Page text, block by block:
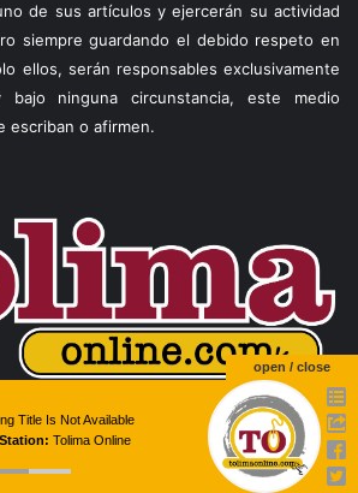
de sus artículos y ejercerán su actividad
siempre guardando el debido respeto en
ellos, serán responsables exclusivamente
ninguna circunstancia, este medio
escriban o afirmen.
open / close
Title Is Not Available
Tolima Online